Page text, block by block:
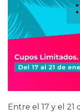
Entre el 17 y el 21